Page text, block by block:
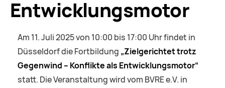
Entwicklungsmotor
Am 11. Juli 2025 von 10:00 bis 17:00 Uhr findet in
Düsseldorf die Fortbildung „Zielgerichtet trotz
Gegenwind – Konflikte als Entwicklungsmotor“
statt. Die Veranstaltung wird vom BVRE e.V. in